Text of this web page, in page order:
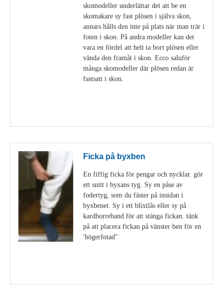
skomodeller underlättar det att be en
skomakare sy fast plösen i själva skon,
annars hålls den inte på plats när man trär i
foten i skon. På andra modeller kan det
vara en fördel att helt ta bort plösen eller
vända den framåt i skon. Ecco saluför
många skomodeller där plösen redan är
fastsatt i skon.
Ficka på byxben
En fiffig ficka för pengar och nycklar. gör
ett snitt i byxans tyg. Sy en påse av
fodertyg, som du fäster på insidan i
byxbenet. Sy i ett blixtlås eller sy på
kardborreband för att stänga fickan. tänk
på att placera fickan på vänster ben för en
'högerfotad"